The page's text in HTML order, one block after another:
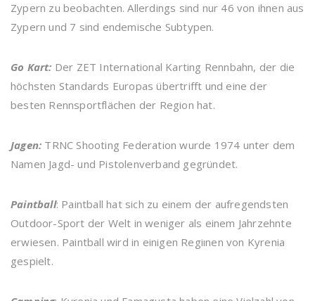
Zypern zu beobachten. Allerdings sind nur 46 von ihnen aus
Zypern und 7 sind endemische Subtypen.
Go Kart: Der ZET International Karting Rennbahn, der die
höchsten Standards Europas übertrifft und eine der
besten Rennsportflächen der Region hat.
Jagen: TRNC Shooting Federation wurde 1974 unter dem
Namen Jagd- und Pistolenverband gegründet.
Paintball: Paintball hat sich zu einem der aufregendsten
Outdoor-Sport der Welt in weniger als einem Jahrzehnte
erwiesen. Paintball wird in einigen Regiınen von Kyrenia
gespielt.